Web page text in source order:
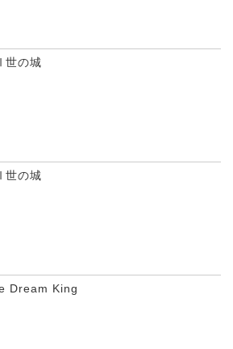
世の城
世の城
Dream King